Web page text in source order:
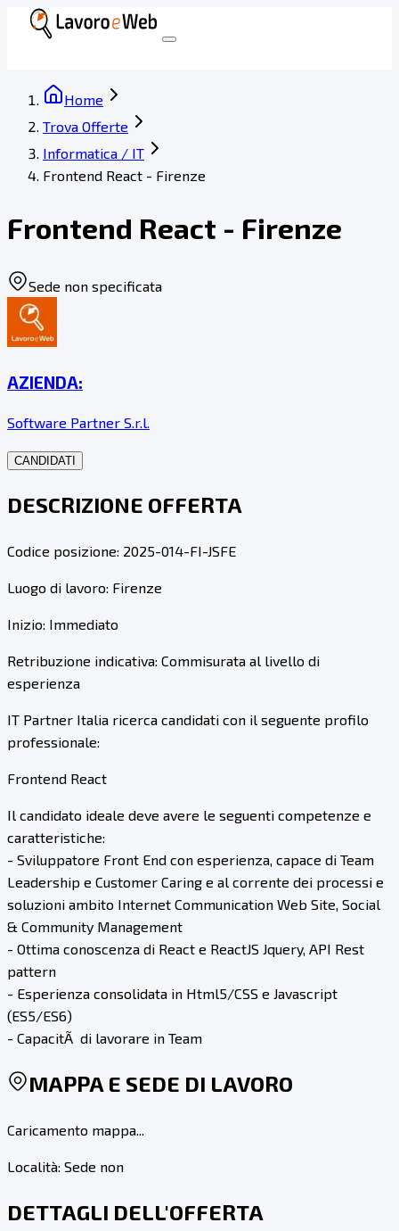
Home
Trova Offerte
Informatica / IT
Frontend React - Firenze
Frontend React - Firenze
Sede non specificata
AZIENDA:
Software Partner S.r.l.
CANDIDATI
DESCRIZIONE OFFERTA
Codice posizione: 2025-014-FI-JSFE
Luogo di lavoro: Firenze
Inizio: Immediato
Retribuzione indicativa: Commisurata al livello di
esperienza
IT Partner Italia ricerca candidati con il seguente profilo
professionale:
Frontend React
Il candidato ideale deve avere le seguenti competenze e
caratteristiche:
- Sviluppatore Front End con esperienza, capace di Team
Leadership e Customer Caring e al corrente dei processi e
soluzioni ambito Internet Communication Web Site, Social
& Community Management
- Ottima conoscenza di React e ReactJS Jquery, API Rest
pattern
- Esperienza consolidata in Html5/CSS e Javascript
(ES5/ES6)
- CapacitÃ di lavorare in Team
MAPPA E SEDE DI LAVORO
Caricamento mappa...
Località: Sede non
DETTAGLI DELL'OFFERTA